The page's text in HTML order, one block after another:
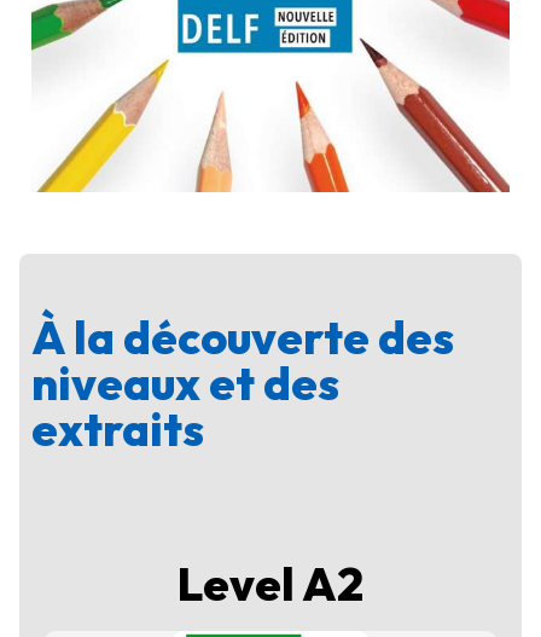
À la découverte des
niveaux et des
extraits
Level A2